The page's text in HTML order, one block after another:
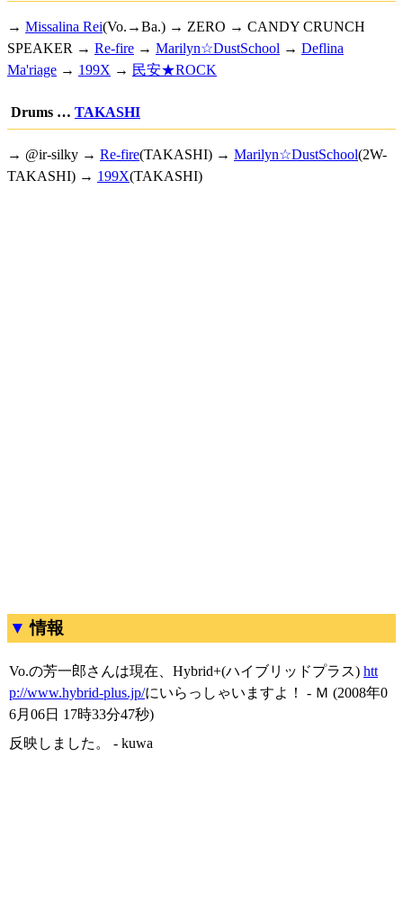
→ Missalina Rei(Vo.→Ba.) → ZERO → CANDY CRUNCH
SPEAKER → Re-fire → Marilyn☆DustSchool → Deflina
Ma'riage → 199X → 民安★ROCK
Drums … TAKASHI
→ @ir-silky → Re-fire(TAKASHI) → Marilyn☆DustSchool(2W-
TAKASHI) → 199X(TAKASHI)
情報
Vo.の芳一郎さんは現在、Hybrid+(ハイブリッドプラス) htt
p://www.hybrid-plus.jp/にいらっしゃいますよ！ - Ｍ (2008年0
6月06日 17時33分47秒)
反映しました。 - kuwa